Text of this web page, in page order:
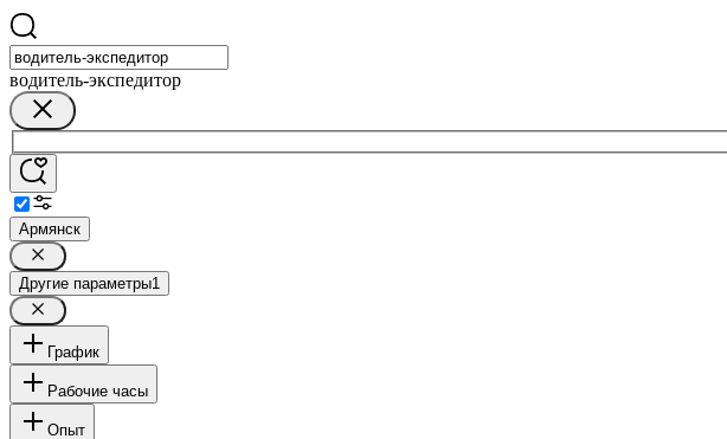
водитель-экспедитор
Армянск
Другие параметры1
График
Рабочие часы
Опыт